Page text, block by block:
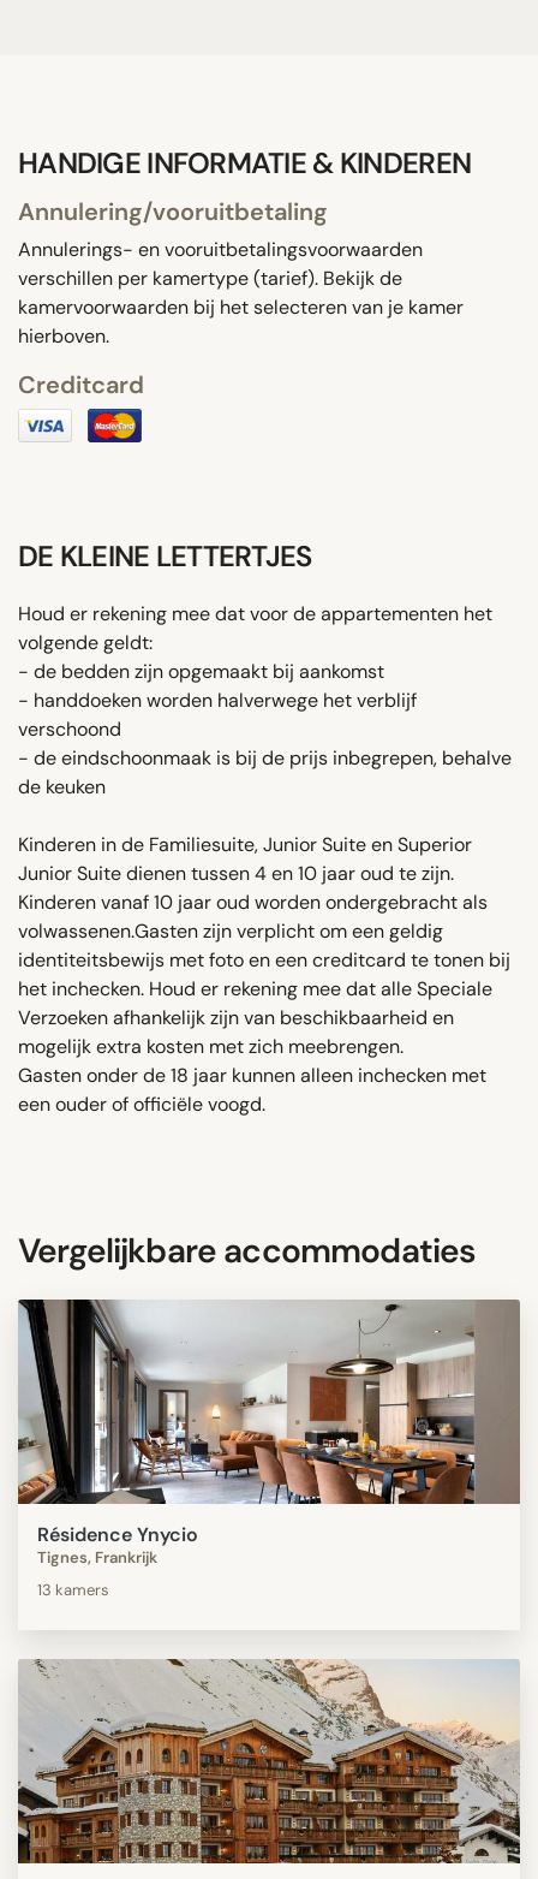
HANDIGE INFORMATIE & KINDEREN
Annulering/vooruitbetaling
Annulerings- en vooruitbetalingsvoorwaarden
verschillen per kamertype (tarief). Bekijk de
kamervoorwaarden bij het selecteren van je kamer
hierboven.
Creditcard
DE KLEINE LETTERTJES
Houd er rekening mee dat voor de appartementen het
volgende geldt:
- de bedden zijn opgemaakt bij aankomst
- handdoeken worden halverwege het verblijf
verschoond
- de eindschoonmaak is bij de prijs inbegrepen, behalve
de keuken
Kinderen in de Familiesuite, Junior Suite en Superior
Junior Suite dienen tussen 4 en 10 jaar oud te zijn.
Kinderen vanaf 10 jaar oud worden ondergebracht als
volwassenen.Gasten zijn verplicht om een ​​geldig
identiteitsbewijs met foto en een creditcard te tonen bij
het inchecken. Houd er rekening mee dat alle Speciale
Verzoeken afhankelijk zijn van beschikbaarheid en
mogelijk extra kosten met zich meebrengen.
Gasten onder de 18 jaar kunnen alleen inchecken met
een ouder of officiële voogd.
Vergelijkbare accommodaties
Résidence Ynycio
Tignes, Frankrijk
13 kamers